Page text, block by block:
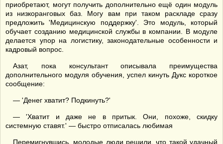
приобретают, могут получить дополнительно ещё один модуль
из низкоранговых баз. Могу вам при таком раскладе сразу
предложить 'Медицинскую поддержку'. Это модуль, который
обучает созданию медицинской службы в компании. В модуле
делается упор на логистику, законодательные особенности и
кадровый вопрос.
Азат, пока консультант описывала преимущества
дополнительного модуля обучения, успел кинуть Дукс короткое
сообщение:
— 'Денег хватит? Подкинуть?'
— 'Хватит и даже не в притык. Они, похоже, скидку
системную ставят.' — быстро отписалась любимая
Перемигнувшись, молодые люди решили, что такой удачный